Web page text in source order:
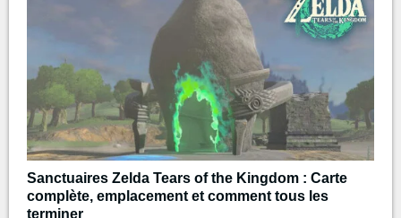
Sanctuaires Zelda Tears of the Kingdom : Carte
complète, emplacement et comment tous les
terminer